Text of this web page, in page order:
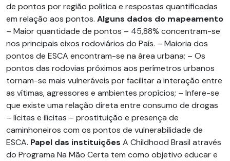
de pontos por região política e respostas quantificadas
em relação aos pontos. Alguns dados do mapeamento
– Maior quantidade de pontos – 45,88% concentram-se
nos principais eixos rodoviários do País. – Maioria dos
pontos de ESCA encontram-se na área urbana; – Os
pontos das rodovias próximos aos perímetros urbanos
tornam-se mais vulneráveis por facilitar a interação entre
as vítimas, agressores e ambientes propícios; – Infere-se
que existe uma relação direta entre consumo de drogas
– lícitas e ilícitas – prostituição e presença de
caminhoneiros com os pontos de vulnerabilidade de
ESCA. Papel das instituições A Childhood Brasil através
do Programa Na Mão Certa tem como objetivo educar e